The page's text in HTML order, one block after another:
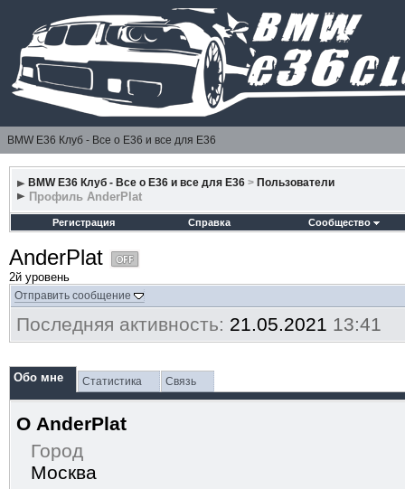
BMW E36 Клуб - Все о Е36 и все для Е36
BMW E36 Клуб - Все о Е36 и все для Е36 > Пользователи
Профиль AnderPlat
Регистрация Справка Сообщество
AnderPlat
2й уровень
Отправить сообщение
Последняя активность: 21.05.2021 13:41
Обо мне Статистика Связь
О AnderPlat
Город
Москва